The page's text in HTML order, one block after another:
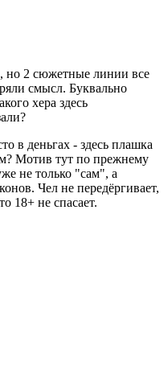
2 сюжетные линии все
смысл. Буквально
хера здесь
в деньгах - здесь плашка
Мотив тут по прежнему
не только "сам", а
Чел не передёргивает,
18+ не спасает.